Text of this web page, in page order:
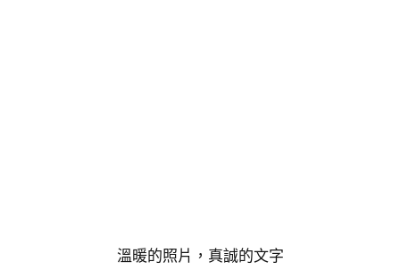
溫暖的照片，真誠的文字